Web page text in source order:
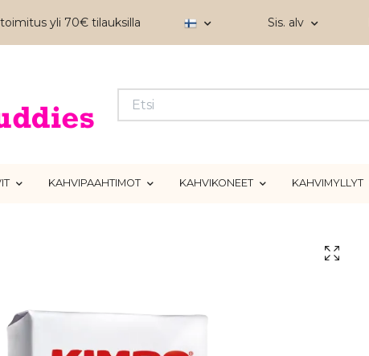
yli 70€ tilauksilla Sis. alv
KAHVIPAAHTIMOT KAHVIKONEET KAHVIMYLLYT